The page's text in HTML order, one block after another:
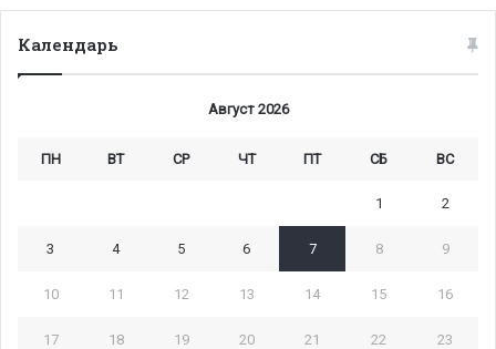
Календарь
Август 2026
ПН ВТ СР ЧТ ПТ СБ ВС
1 2
3 4 5 6 7 8 9
10 11 12 13 14 15 16
17 18 19 20 21 22 23